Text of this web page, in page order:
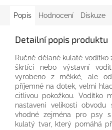
Popis Hodnocení Diskuze
Detailní popis produktu
Ručně dělané kulaté vodítko
škrtící
nebo výstavní
vyrobeno
z měkké , ale
příjemné na dotek, velmi
citlivou pokožkou. Vodítko
nastavení velikosti
obvodu
vhodné zejména
pro psy s
kulatý tvar, který pomáhá